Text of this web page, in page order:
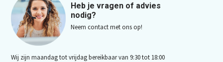
Heb je vragen of advies
nodig?
Neem contact met ons op!
Wij zijn maandag tot vrijdag bereikbaar van 9:30 tot 18:00